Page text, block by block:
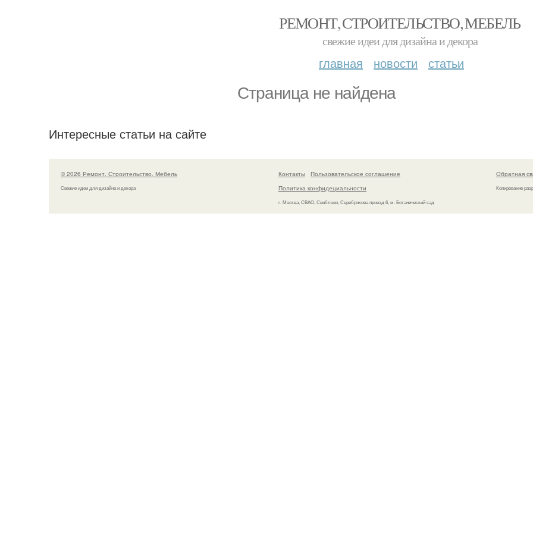
РЕМОНТ, СТРОИТЕЛЬСТВО, МЕБЕЛЬ
свежие идеи для дизайна и декора
главная новости статьи
Страница не найдена
Интересные статьи на сайте
© 2026 Ремонт, Строительство, Мебель
Свежие идеи для дизайна и декора
Контакты
Пользовательское соглашение
Политика конфидециальности
г. Москва, СВАО, Свиблово, Серебрякова проезд 6, м. Ботанический сад
Обратная
Копирование